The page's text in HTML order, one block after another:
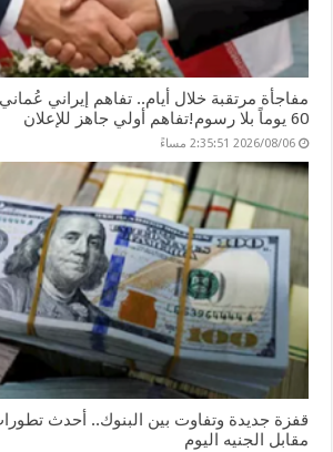
مفاجأة مرتقبة خلال أيام.. تفاهم إيراني
60 يوماً بلا رسوم!تفاهم أولي جاهز للإعلان
2026/08/06 2:35:51 مساءً
قفزة جديدة وتفاوت بين البنوك.. أحدث
مقابل الجنيه اليوم